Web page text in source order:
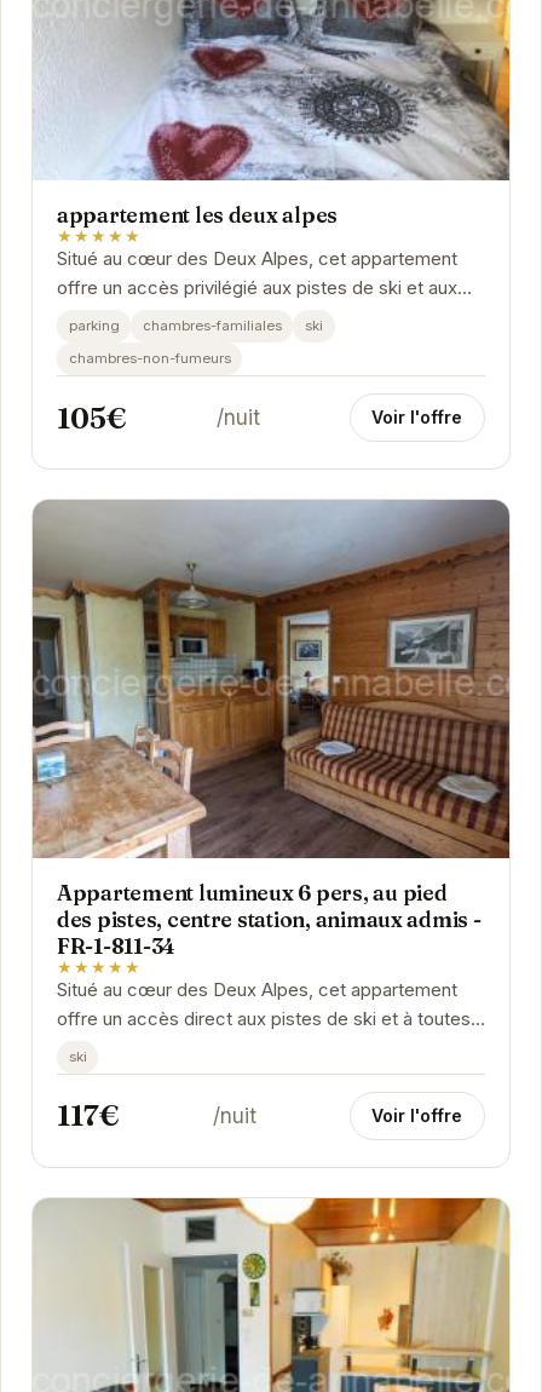
appartement les deux alpes
★★★★★
Situé au cœur des Deux Alpes, cet appartement
offre un accès privilégié aux pistes de ski et aux
activités de montagne. Avec son ambiance...
parking chambres-familiales
ski
chambres-non-fumeurs
105€ /nuit Voir l'offre
Appartement lumineux 6 pers, au pied
des pistes, centre station, animaux admis -
FR-1-811-34
★★★★★
Situé au cœur des Deux Alpes, cet appartement
offre un accès direct aux pistes de ski et à toutes
les commodités de la station. Spacieux et...
ski
117€ /nuit Voir l'offre